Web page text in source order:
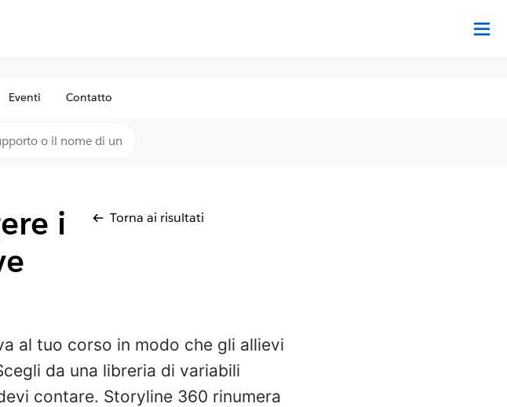
Eventi Contatto
i
Torna ai risultati
al tuo corso in modo che gli allievi
da una libreria di variabili
contare. Storyline 360 rinumera